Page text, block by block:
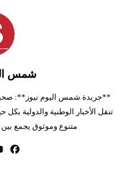
شمس
**جريدة شمس اليوم نيوز**: صحيفة
تنقل الأخبار الوطنية والدولية
متنوع وموثوق يجمع